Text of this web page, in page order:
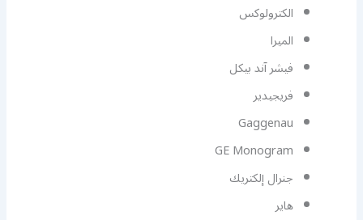
الكترولوكس
الميرا
فيشر آند بيكل
فريجيدير
Gaggenau
GE Monogram
جنرال إلكتريك
هاير